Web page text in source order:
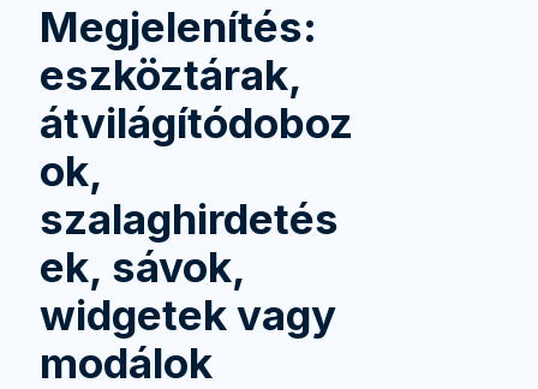
Megjelenítés:
eszköztárak,
átvilágítódoboz
ok,
szalaghirdetés
ek, sávok,
widgetek vagy
modálok